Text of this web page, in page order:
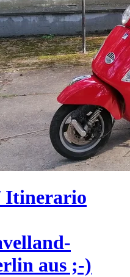
Itinerario
aus ;-)